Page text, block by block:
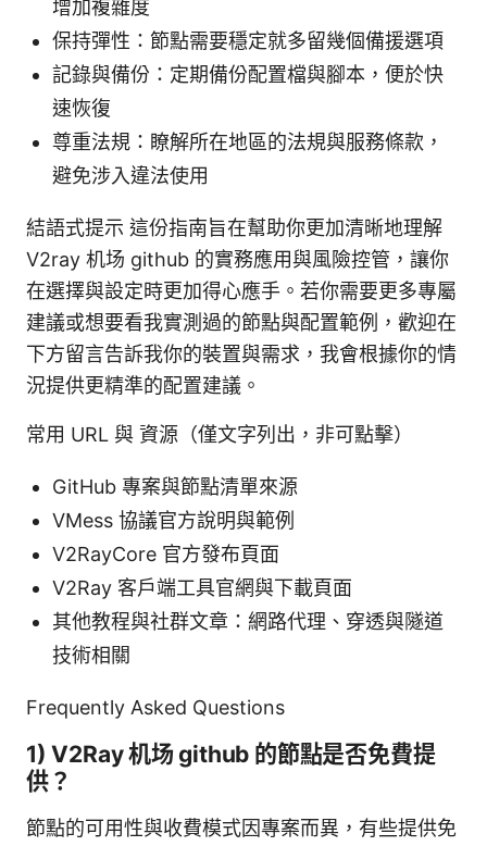
增加複雜度
保持彈性：節點需要穩定就多留幾個備援選項
記錄與備份：定期備份配置檔與腳本，便於快
速恢復
尊重法規：瞭解所在地區的法規與服務條款，
避免涉入違法使用
結語式提示 這份指南旨在幫助你更加清晰地理解
V2ray 机场 github 的實務應用與風險控管，讓你
在選擇與設定時更加得心應手。若你需要更多專屬
建議或想要看我實測過的節點與配置範例，歡迎在
下方留言告訴我你的裝置與需求，我會根據你的情
況提供更精準的配置建議。
常用 URL 與 資源（僅文字列出，非可點擊）
GitHub 專案與節點清單來源
VMess 協議官方說明與範例
V2RayCore 官方發布頁面
V2Ray 客戶端工具官網與下載頁面
其他教程與社群文章：網路代理、穿透與隧道
技術相關
Frequently Asked Questions
1) V2Ray 机场 github 的節點是否免費提
供？
節點的可用性與收費模式因專案而異，有些提供免